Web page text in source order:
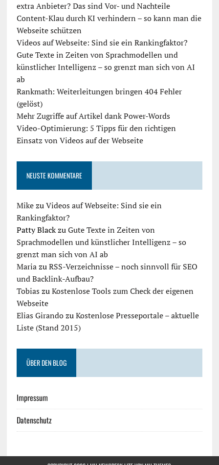
extra Anbieter? Das sind Vor- und Nachteile
Content-Klau durch KI verhindern – so kann man die
Webseite schützen
Videos auf Webseite: Sind sie ein Rankingfaktor?
Gute Texte in Zeiten von Sprachmodellen und
künstlicher Intelligenz – so grenzt man sich von AI
ab
Rankmath: Weiterleitungen bringen 404 Fehler
(gelöst)
Mehr Zugriffe auf Artikel dank Power-Words
Video-Optimierung: 5 Tipps für den richtigen
Einsatz von Videos auf der Webseite
NEUSTE KOMMENTARE
MikezuVideos auf Webseite: Sind sie ein
Rankingfaktor?
Patty BlackzuGute Texte in Zeiten von
Sprachmodellen und künstlicher Intelligenz – so
grenzt man sich von AI ab
MariazuRSS-Verzeichnisse – noch sinnvoll für SEO
und Backlink-Aufbau?
Tobias zuKostenlose Tools zum Check der eigenen
Webseite
Elias GirandozuKostenlose Presseportale – aktuelle
Liste (Stand 2015)
ÜBER DEN BLOG
Impressum
Datenschutz